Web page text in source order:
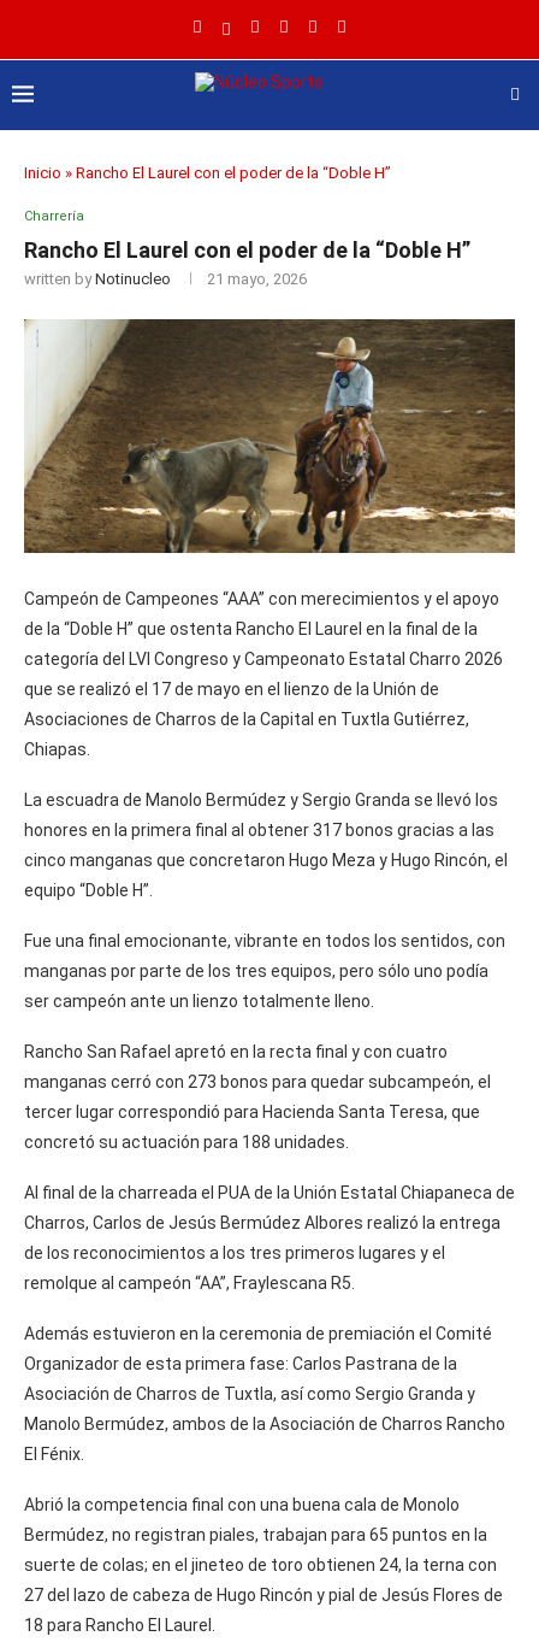
Inicio » Rancho El Laurel con el poder de la “Doble H”
Charrería
Rancho El Laurel con el poder de la “Doble H”
written byNotinucleo 21 mayo, 2026
Campeón de Campeones “AAA” con merecimientos y el apoyo
de la “Doble H” que ostenta Rancho El Laurel en la final de la
categoría del LVI Congreso y Campeonato Estatal Charro 2026
que se realizó el 17 de mayo en el lienzo de la Unión de
Asociaciones de Charros de la Capital en Tuxtla Gutiérrez,
Chiapas.
La escuadra de Manolo Bermúdez y Sergio Granda se llevó los
honores en la primera final al obtener 317 bonos gracias a las
cinco manganas que concretaron Hugo Meza y Hugo Rincón, el
equipo “Doble H”.
Fue una final emocionante, vibrante en todos los sentidos, con
manganas por parte de los tres equipos, pero sólo uno podía
ser campeón ante un lienzo totalmente lleno.
Rancho San Rafael apretó en la recta final y con cuatro
manganas cerró con 273 bonos para quedar subcampeón, el
tercer lugar correspondió para Hacienda Santa Teresa, que
concretó su actuación para 188 unidades.
Al final de la charreada el PUA de la Unión Estatal Chiapaneca de
Charros, Carlos de Jesús Bermúdez Albores realizó la entrega
de los reconocimientos a los tres primeros lugares y el
remolque al campeón “AA”, Fraylescana R5.
Además estuvieron en la ceremonia de premiación el Comité
Organizador de esta primera fase: Carlos Pastrana de la
Asociación de Charros de Tuxtla, así como Sergio Granda y
Manolo Bermúdez, ambos de la Asociación de Charros Rancho
El Fénix.
Abrió la competencia final con una buena cala de Monolo
Bermúdez, no registran piales, trabajan para 65 puntos en la
suerte de colas; en el jineteo de toro obtienen 24, la terna con
27 del lazo de cabeza de Hugo Rincón y pial de Jesús Flores de
18 para Rancho El Laurel.